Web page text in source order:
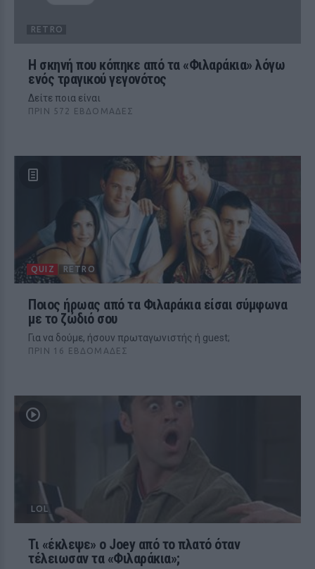
RETRO
H σκηνή που κόπηκε από τα «Φιλαράκια» λόγω
ενός τραγικού γεγονότος
Δείτε ποια είναι
ΠΡΙΝ 572 ΕΒΔΟΜΆΔΕΣ
QUIZ RETRO
Ποιος ήρωας από τα Φιλαράκια είσαι σύμφωνα
με το ζώδιό σου
Για να δούμε, ήσουν πρωταγωνιστής ή guest;
ΠΡΙΝ 16 ΕΒΔΟΜΆΔΕΣ
LOL
Τι «έκλεψε» ο Joey από το πλατό όταν
τέλειωσαν τα «Φιλαράκια»;